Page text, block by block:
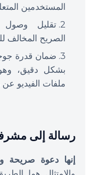
المستخدمين
تقليل وصول
الصريح المخالف
ضمان قدرة
بشكل دقيق،
ملفات الفيديو
رسالة إلى
إنها دعوة